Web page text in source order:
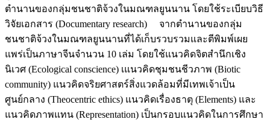
ตำนานของกลุ่มชนชาติจ้วงในมณฑลยูนนาน โดยใช้ระเบียบวิธี
วิจัยเอกสาร (Documentary research) จากตำนานของกลุ่ม
ชนชาติจ้วงในมณฑลยูนนานที่ได้เก็บรวบรวมและตีพิมพ์เผย
แพร่เป็นภาษาจีนจำนวน 10 เล่ม โดยใช้แนวคิดจิตสํานึกเชิง
นิเวศ (Ecological conscience) เแนวคิดชุมชนชีวภาพ (Biotic
community) แนวคิดจริยศาสตร์สิ่งแวดล้อมที่มีเทพเจ้าเป็น
ศูนย์กลาง (Theocentric ethics) แนวคิดเรื่องธาตุ (Elements) และ
แนวคิดภาพแทน (Representation) เป็นกรอบแนวคิดในการศึกษา